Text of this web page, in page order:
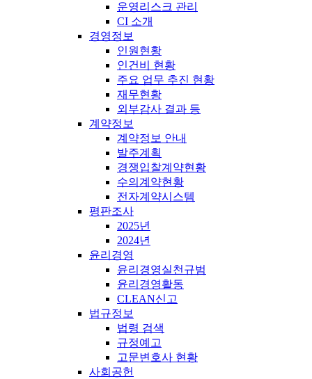
운영리스크 관리
CI 소개
경영정보
인원현황
인건비 현황
주요 업무 추진 현황
재무현황
외부감사 결과 등
계약정보
계약정보 안내
발주계획
경쟁입찰계약현황
수의계약현황
전자계약시스템
평판조사
2025년
2024년
윤리경영
윤리경영실천규범
윤리경영활동
CLEAN신고
법규정보
법령 검색
규정예고
고문변호사 현황
사회공헌